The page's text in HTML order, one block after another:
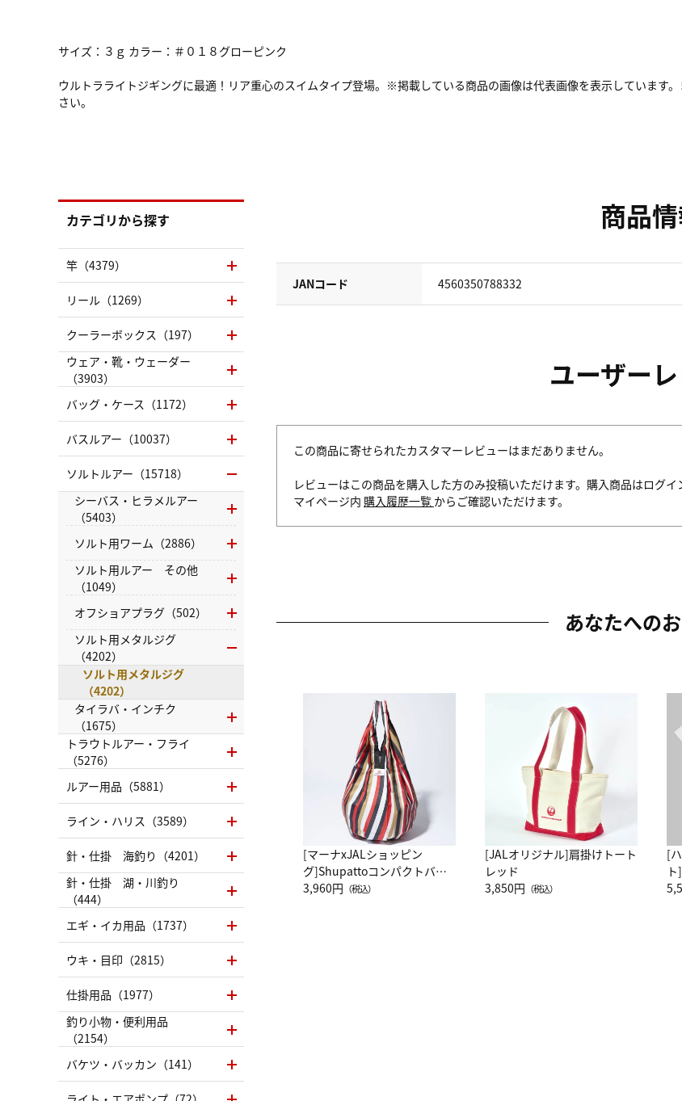
サイズ：３ｇ カラー：＃０１８グローピンク
ウルトラライトジギングに最適！リア重心のスイムタイプ登場。※掲載している商品の画像は代表画像を表示しています
さい。
商品
JANコード 4560350788332
ユーザー
この商品に寄せられたカスタマーレビューはまだありません。
レビューはこの商品を購入した方のみ投稿いただけます。購入商品はログイ
マイページ内 購入履歴一覧 からご確認いただけます。
あなたへの
[マーナxJALショッピン
グ]Shupattoコンパクトバッ
グ Drop JAL客室乗務員
3,960円 （税込）
[JALオリジナル]肩掛けトート
レッド
3,850円 （税込）
[
ー
カテゴリから探す
竿（4379）
リール（1269）
クーラーボックス（197）
ウェア・靴・ウェーダー
（3903）
バッグ・ケース（1172）
バスルアー（10037）
ソルトルアー（15718）
シーバス・ヒラメルアー
（5403）
ソルト用ワーム（2886）
ソルト用ルアー その他
（1049）
オフショアプラグ（502）
ソルト用メタルジグ
（4202）
ソルト用メタルジグ
（4202）
タイラバ・インチク
（1675）
トラウトルアー・フライ
（5276）
ルアー用品（5881）
ライン・ハリス（3589）
針・仕掛 海釣り（4201）
針・仕掛 湖・川釣り
（444）
エギ・イカ用品（1737）
ウキ・目印（2815）
仕掛用品（1977）
釣り小物・便利用品
（2154）
バケツ・バッカン（141）